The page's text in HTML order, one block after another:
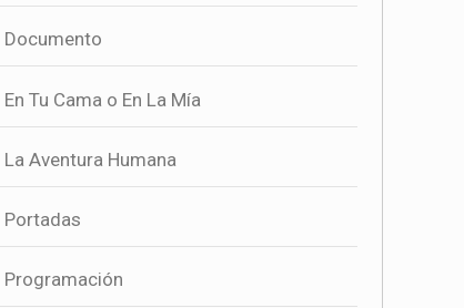
Documento
En Tu Cama o En La Mía
La Aventura Humana
Portadas
Programación